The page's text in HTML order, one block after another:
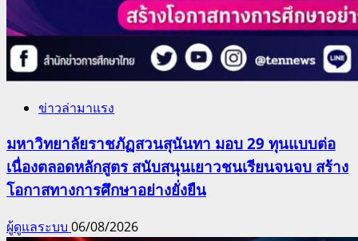
ข่าวล่ามาแรง
มหาวิทยาลัยราชภัฏสวนสุนันทา มอบ 29 ทุนแบบต่อ
เนื่องตลอดหลักสูตร สนับสนุนเยาวชนเรียนจนจบ สร้าง
โอกาสทางการศึกษาอย่างยั่งยืน
ผู้ดูแลระบบ 06/08/2026